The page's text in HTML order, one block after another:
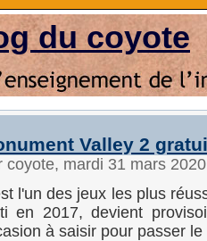
du coyote
Valley 2
coyote, mardi 31 mars
l'un des jeux les plus
en 2017, devient
à saisir pour passer